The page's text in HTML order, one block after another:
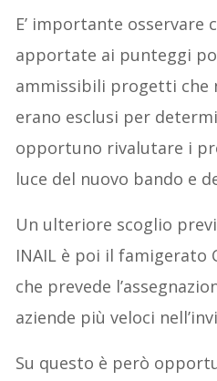
E’ importante osservare
apportate ai punteggi
ammissibili progetti che
erano esclusi per
opportuno rivalutare i
luce del nuovo bando e
Un ulteriore scoglio
INAIL è poi il famigerato
che prevede
aziende più veloci
Su questo è però